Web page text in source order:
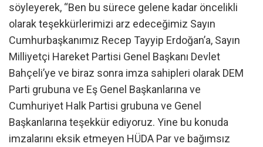
söyleyerek, “Ben bu sürece gelene kadar öncelikli
olarak teşekkürlerimizi arz edeceğimiz Sayın
Cumhurbaşkanımız Recep Tayyip Erdoğan’a, Sayın
Milliyetçi Hareket Partisi Genel Başkanı Devlet
Bahçeli’ye ve biraz sonra imza sahipleri olarak DEM
Parti grubuna ve Eş Genel Başkanlarına ve
Cumhuriyet Halk Partisi grubuna ve Genel
Başkanlarına teşekkür ediyoruz. Yine bu konuda
imzalarını eksik etmeyen HÜDA Par ve bağımsız